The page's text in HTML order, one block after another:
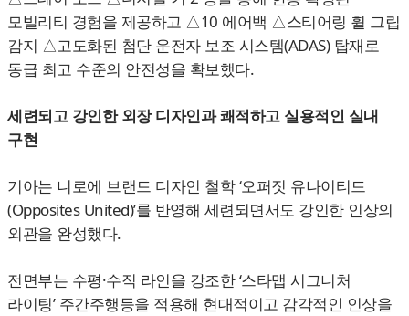
모빌리티 경험을 제공하고 △10 에어백 △스티어링 휠 그립
감지 △고도화된 첨단 운전자 보조 시스템(ADAS) 탑재로
동급 최고 수준의 안전성을 확보했다.
세련되고 강인한 외장 디자인과 쾌적하고 실용적인 실내
구현
기아는 니로에 브랜드 디자인 철학 ‘오퍼짓 유나이티드
(Opposites United)’를 반영해 세련되면서도 강인한 인상의
외관을 완성했다.
전면부는 수평·수직 라인을 강조한 ‘스타맵 시그니처
라이팅’ 주간주행등을 적용해 현대적이고 감각적인 인상을